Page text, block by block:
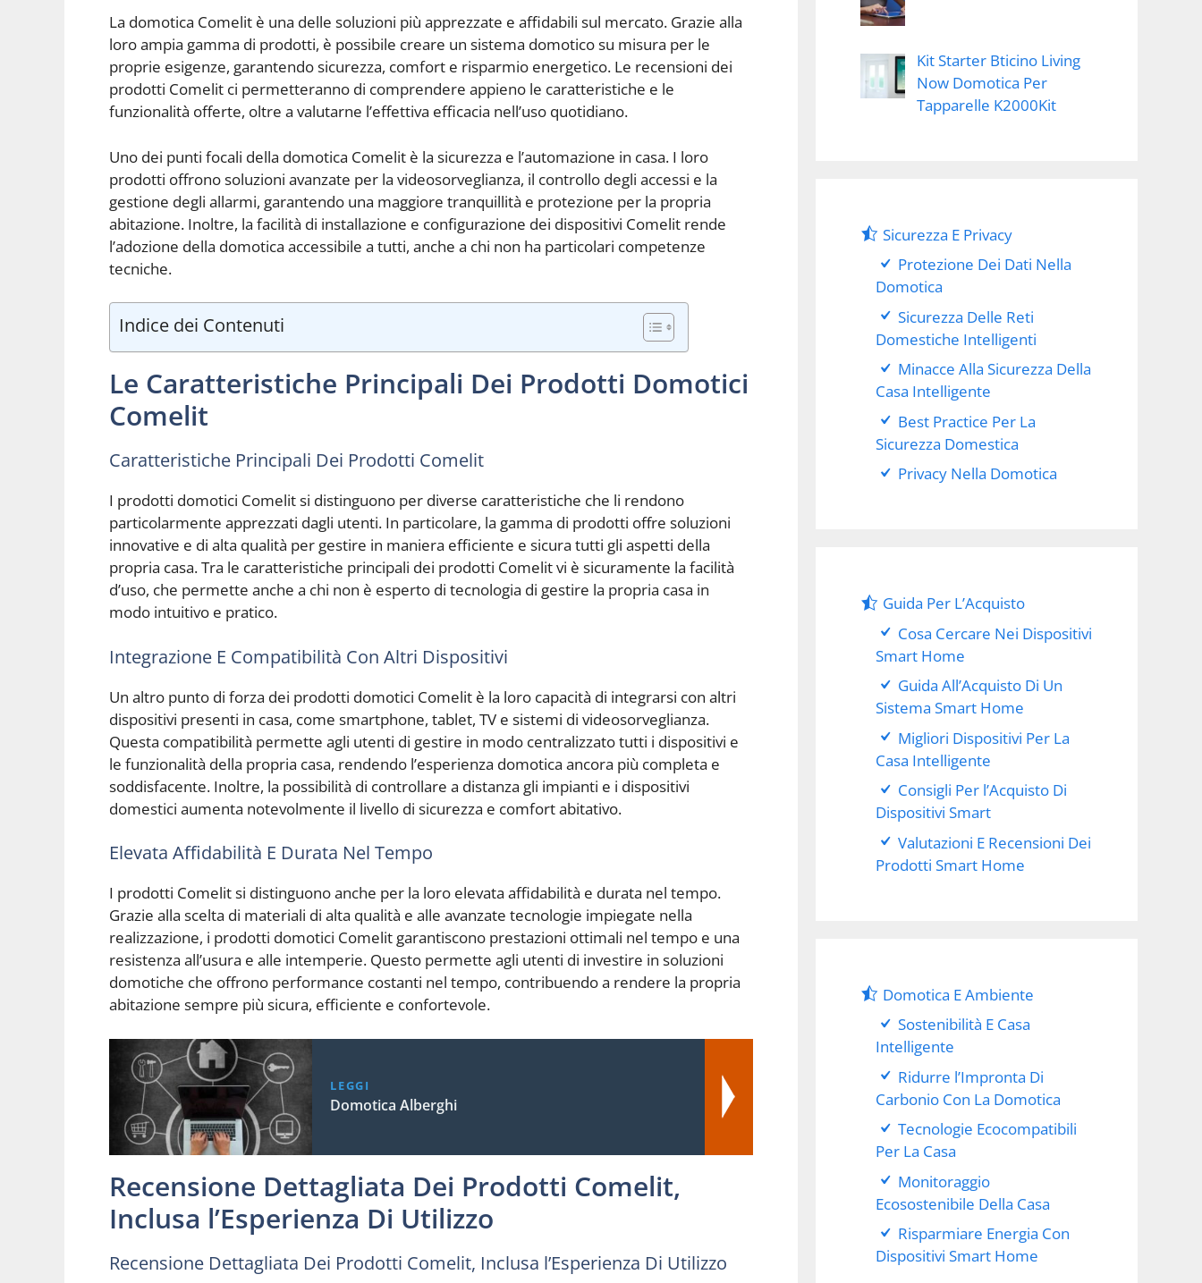
La domotica Comelit è una delle soluzioni più apprezzate e affidabili sul mercato. Grazie alla
loro ampia gamma di prodotti, è possibile creare un sistema domotico su misura per le
proprie esigenze, garantendo sicurezza, comfort e risparmio energetico. Le recensioni dei
prodotti Comelit ci permetteranno di comprendere appieno le caratteristiche e le
funzionalità offerte, oltre a valutarne l’effettiva efficacia nell’uso quotidiano.
Uno dei punti focali della domotica Comelit è la sicurezza e l’automazione in casa. I loro
prodotti offrono soluzioni avanzate per la videosorveglianza, il controllo degli accessi e la
gestione degli allarmi, garantendo una maggiore tranquillità e protezione per la propria
abitazione. Inoltre, la facilità di installazione e configurazione dei dispositivi Comelit rende
l’adozione della domotica accessibile a tutti, anche a chi non ha particolari competenze
tecniche.
Indice dei Contenuti
Le Caratteristiche Principali Dei Prodotti Domotici
Comelit
Caratteristiche Principali Dei Prodotti Comelit
I prodotti domotici Comelit si distinguono per diverse caratteristiche che li rendono
particolarmente apprezzati dagli utenti. In particolare, la gamma di prodotti offre soluzioni
innovative e di alta qualità per gestire in maniera efficiente e sicura tutti gli aspetti della
propria casa. Tra le caratteristiche principali dei prodotti Comelit vi è sicuramente la facilità
d’uso, che permette anche a chi non è esperto di tecnologia di gestire la propria casa in
modo intuitivo e pratico.
Integrazione E Compatibilità Con Altri Dispositivi
Un altro punto di forza dei prodotti domotici Comelit è la loro capacità di integrarsi con altri
dispositivi presenti in casa, come smartphone, tablet, TV e sistemi di videosorveglianza.
Questa compatibilità permette agli utenti di gestire in modo centralizzato tutti i dispositivi e
le funzionalità della propria casa, rendendo l’esperienza domotica ancora più completa e
soddisfacente. Inoltre, la possibilità di controllare a distanza gli impianti e i dispositivi
domestici aumenta notevolmente il livello di sicurezza e comfort abitativo.
Elevata Affidabilità E Durata Nel Tempo
I prodotti Comelit si distinguono anche per la loro elevata affidabilità e durata nel tempo.
Grazie alla scelta di materiali di alta qualità e alle avanzate tecnologie impiegate nella
realizzazione, i prodotti domotici Comelit garantiscono prestazioni ottimali nel tempo e una
resistenza all’usura e alle intemperie. Questo permette agli utenti di investire in soluzioni
domotiche che offrono performance costanti nel tempo, contribuendo a rendere la propria
abitazione sempre più sicura, efficiente e confortevole.
LEGGI
Domotica Alberghi
Recensione Dettagliata Dei Prodotti Comelit,
Inclusa l’Esperienza Di Utilizzo
Recensione Dettagliata Dei Prodotti Comelit, Inclusa l’Esperienza Di Utilizzo
Kit Starter Bticino Living
Now Domotica Per
Tapparelle K2000Kit
Sicurezza E Privacy
Protezione Dei Dati Nella
Domotica
Sicurezza Delle Reti
Domestiche Intelligenti
Minacce Alla Sicurezza Della
Casa Intelligente
Best Practice Per La
Sicurezza Domestica
Privacy Nella Domotica
Guida Per L’Acquisto
Cosa Cercare Nei Dispositivi
Smart Home
Guida All’Acquisto Di Un
Sistema Smart Home
Migliori Dispositivi Per La
Casa Intelligente
Consigli Per l’Acquisto Di
Dispositivi Smart
Valutazioni E Recensioni Dei
Prodotti Smart Home
Domotica E Ambiente
Sostenibilità E Casa
Intelligente
Ridurre l’Impronta Di
Carbonio Con La Domotica
Tecnologie Ecocompatibili
Per La Casa
Monitoraggio
Ecosostenibile Della Casa
Risparmiare Energia Con
Dispositivi Smart Home